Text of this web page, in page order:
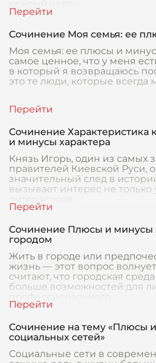
Сочинение Моя семья: ее
Моя семья: ее плюсы и
самое ценное, что у меня
в который я возвращаюсь
это те люди, которые всегда
Сочинение Характеристика
и минусы характера
Князь Игорь, один из самых
правителей Киевской Руси,
значительный след в
вызывает интерeс не только
Сочинение Плюсы и минусы
городом
Жить в городе или
жизнь — этот вопрос
считают, что городская
больше возможностей для
Сочинение на тему «Плюсы
социальных сетей»
Социальные сети в